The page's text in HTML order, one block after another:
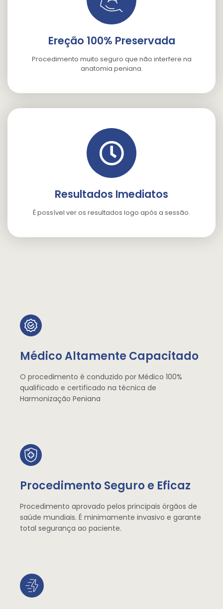
Ereção 100% Preservada
Procedimento muito seguro que não interfere na
anatomia peniana.
Resultados Imediatos
É possível ver os resultados logo após a sessão.
Médico Altamente Capacitado
O procedimento é conduzido por Médico 100%
qualificado e certificado na técnica de
Harmonização Peniana
Procedimento Seguro e Eficaz
Procedimento aprovado pelos principais órgãos de
saúde mundiais. É minimamente invasivo e garante
total segurança ao paciente.